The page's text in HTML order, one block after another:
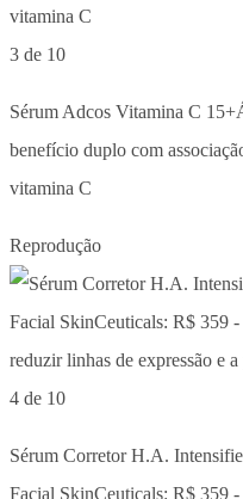
3 de 10
Sérum Adcos Vitamina C
benefício duplo com
vitamina C
Reprodução
4 de 10
Sérum Corretor H.A.
Facial SkinCeuticals: R$ 359